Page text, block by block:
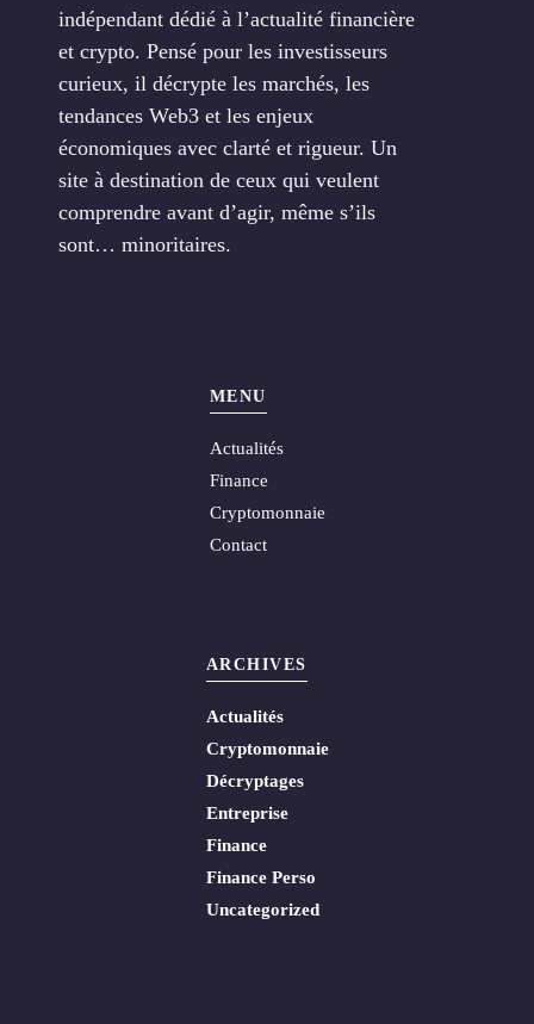
indépendant dédié à l’actualité financière
et crypto. Pensé pour les investisseurs
curieux, il décrypte les marchés, les
tendances Web3 et les enjeux
économiques avec clarté et rigueur. Un
site à destination de ceux qui veulent
comprendre avant d’agir, même s’ils
sont… minoritaires.
MENU
Actualités
Finance
Cryptomonnaie
Contact
ARCHIVES
Actualités
Cryptomonnaie
Décryptages
Entreprise
Finance
Finance Perso
Uncategorized